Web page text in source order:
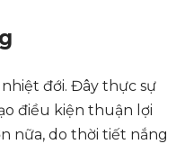
đới. Đây thực sự
điều kiện thuận lợi
nữa, do thời tiết nắng